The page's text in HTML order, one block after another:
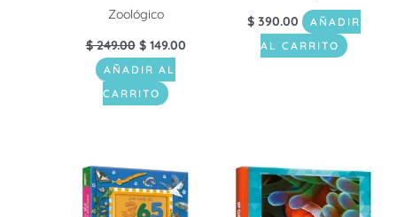
Zoológico
$249.00 $149.00
AÑADIR AL
CARRITO
$ 390.00
AÑADIR
AL CARRITO